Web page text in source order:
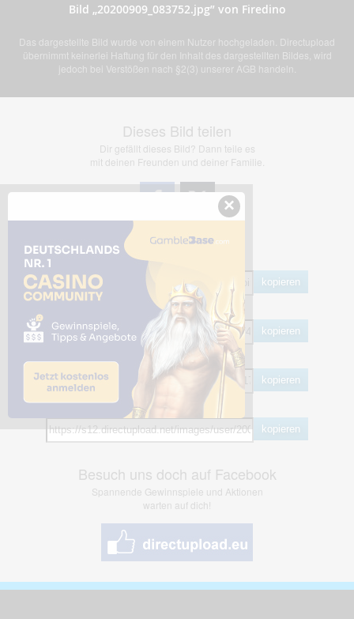
Bild „20200909_083752.jpg” von Firedino
Das dargestellte Bild wurde von einem Nutzer hochgeladen. Directupload
übernimmt keinerlei Haftung für den Inhalt des dargestellten Bildes, wird
jedoch bei Verstößen nach §2(3) unserer AGB handeln.
Dieses Bild teilen
Dir gefällt dieses Bild? Dann teile es
mit deinen Freunden und deiner Familie.
Share Links
kopieren
HTML
kopieren
BB Code
kopieren
kopieren
Besuch uns doch auf Facebook
Spannende Gewinnspiele und Aktionen
warten auf dich!
×